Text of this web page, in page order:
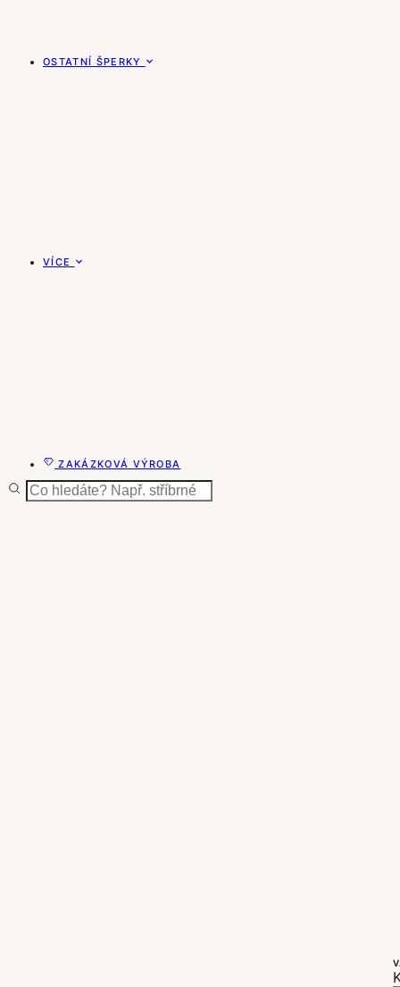
OSTATNÍ ŠPERKY
VÍCE
ZAKÁZKOVÁ VÝROBA